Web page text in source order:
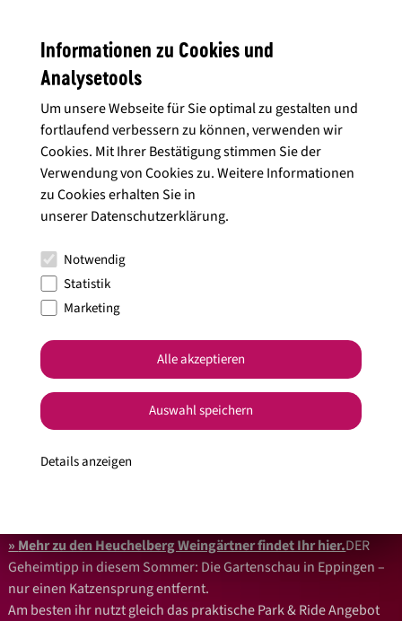
Wohnmobilstelllplätze und Verkaufsräume der
Auch die Heuchelberg Weingärtner
Weinbergen. Bei ihnen finden bis zu 10 Wohnmobile Platz. Für
Abwasserentsorgung und Stromanschlüsse zur Verfügung,
sodass ihr ohne Probleme einen entspannten Campingabend
verbringen könnt. Ob zu Fuß oder mit dem Rad – ihr seid sofort
in den idyllischen Weinbergen. Eine Nacht kostet 8 €, die euch
werden – also ein echtes Schnäppchen, dieser Vanlife Spot.
Mehr zu den Heuchelberg Weingärtner findet Ihr hier.DER
Geheimtipp in diesem Sommer: Die Gartenschau in Eppingen –
nur einen Katzensprung entfernt.
Am besten ihr nutzt gleich das praktische Park & Ride Angebot
Informationen zu Cookies und
Analysetools
Um unsere Webseite für Sie optimal zu gestalten und
fortlaufend verbessern zu können, verwenden wir
Cookies. Mit Ihrer Bestätigung stimmen Sie der
Verwendung von Cookies zu. Weitere Informationen
zu Cookies erhalten Sie in
unsererDatenschutzerklärung.
Notwendig
Statistik
Marketing
Details anzeigen
Auswahl speichern
Alle akzeptieren